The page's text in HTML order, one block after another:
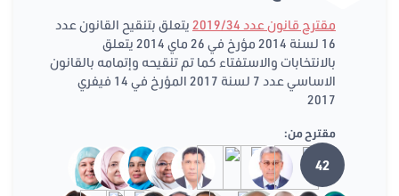
مقترح قانون عدد 2019/34
يتعلق بتنقيح القانون عدد
16 لسنة 2014 مؤرخ في 26 ماي 2014 يتعلق
بالانتخابات والاستفتاء كما تم تنقيحه وإتمامه بالقانون
الاساسي عدد 7 لسنة 2017 المؤرخ في 14 فيفري
2017
مقترح من:
42